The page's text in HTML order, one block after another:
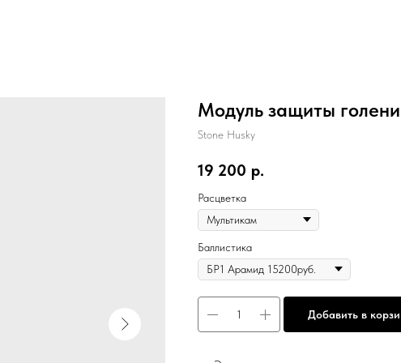
Модуль защиты
Stone Husky
19 200 р.
Расцветка
Баллистика
Добавить в